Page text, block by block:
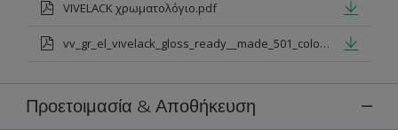
VIVELACK χρωματολόγιο.pdf
vv_gr_el_vivelack_gloss_ready__made_501_colourless.pdf
Προετοιμασία & Αποθήκευση